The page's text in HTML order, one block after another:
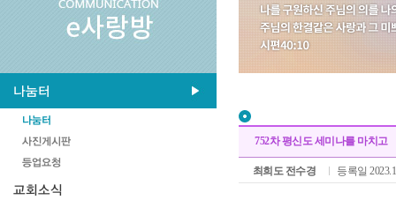
752차 평신도 세미나를 마치고
최희도 전수경 등록일